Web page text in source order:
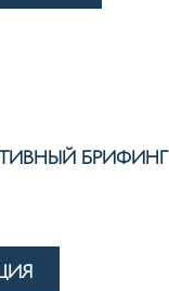
БРИФИНГ